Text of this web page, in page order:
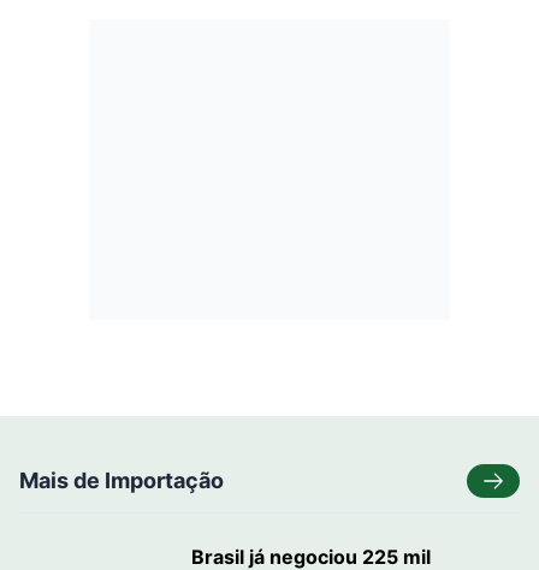
Mais de Importação
Brasil já negociou 225 mil